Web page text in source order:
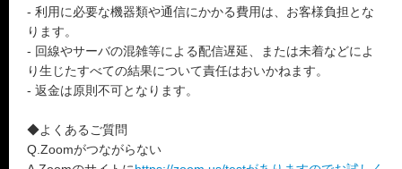
- 利用に必要な機器類や通信にかかる費用は、お客様負担とな
ります。
- 回線やサーバの混雑等による配信遅延、または未着などによ
り生じたすべての結果について責任はおいかねます。
- 返金は原則不可となります。
◆よくあるご質問
Q.Zoomがつながらない